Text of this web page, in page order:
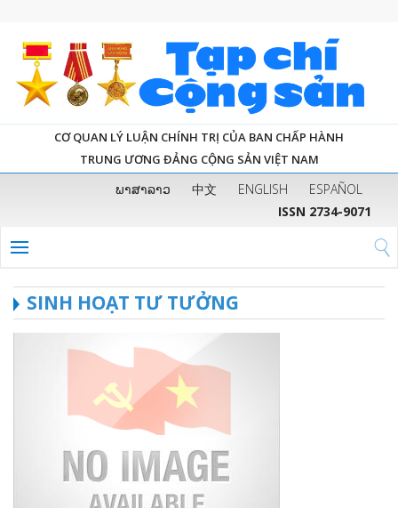
CƠ QUAN LÝ LUẬN CHÍNH TRỊ CỦA BAN CHẤP HÀNH
TRUNG ƯƠNG ĐẢNG CỘNG SẢN VIỆT NAM
ພາສາລາວ 中文 ENGLISH
ESPAÑOL
ISSN 2734-9071
SINH HOẠT TƯ TƯỞNG